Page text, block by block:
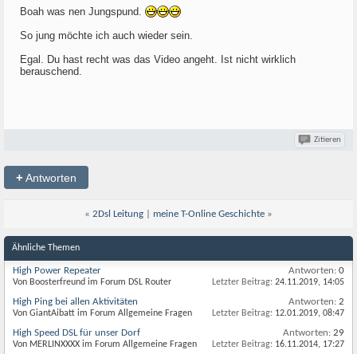
Boah was nen Jungspund.
So jung möchte ich auch wieder sein.
Egal. Du hast recht was das Video angeht. Ist nicht wirklich
berauschend.
Zitieren
+Antworten
« 2Dsl Leitung meine T-Online Geschichte »
Ähnliche Themen
High Power Repeater
Von Boosterfreund im Forum DSL Router
Antworten: 0
Letzter Beitrag: 24.11.2019, 14:05
High Ping bei allen Aktivitäten
Von GiantAibatt im Forum Allgemeine Fragen
Antworten: 2
Letzter Beitrag: 12.01.2019, 08:47
High Speed DSL für unser Dorf
Von MERLINXXXX im Forum Allgemeine Fragen
Antworten: 29
Letzter Beitrag: 16.11.2014, 17:27